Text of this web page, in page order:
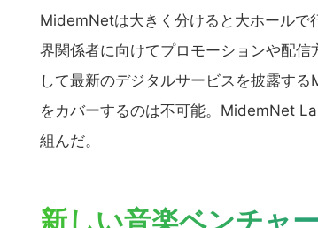
MidemNetは大きく分けると大ホールで
界関係者に向けてプロモーションや配
して最新のデジタルサービスを披露す
をカバーするのは不可能。MidemNet
組んだ。
新しい音楽ベンチャ